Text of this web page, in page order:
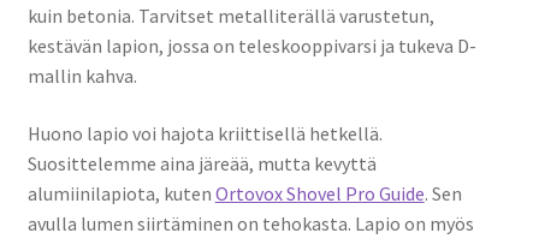
kuin betonia. Tarvitset metalliterällä varustetun,
kestävän lapion, jossa on teleskooppivarsi ja tukeva D-
mallin kahva.
Huono lapio voi hajota kriittisellä hetkellä.
Suosittelemme aina järeää, mutta kevyttä
alumiinilapiota, kuten Ortovox Shovel Pro Guide. Sen
avulla lumen siirtäminen on tehokasta. Lapio on myös